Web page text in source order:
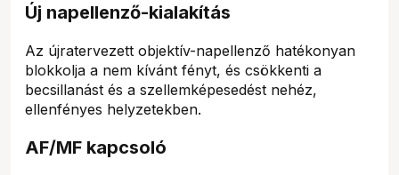
Új napellenző-kialakítás
Az újratervezett objektív-napellenző hatékonyan
blokkolja a nem kívánt fényt, és csökkenti a
becsillanást és a szellemképesedést nehéz,
ellenfényes helyzetekben.
AF/MF kapcsoló